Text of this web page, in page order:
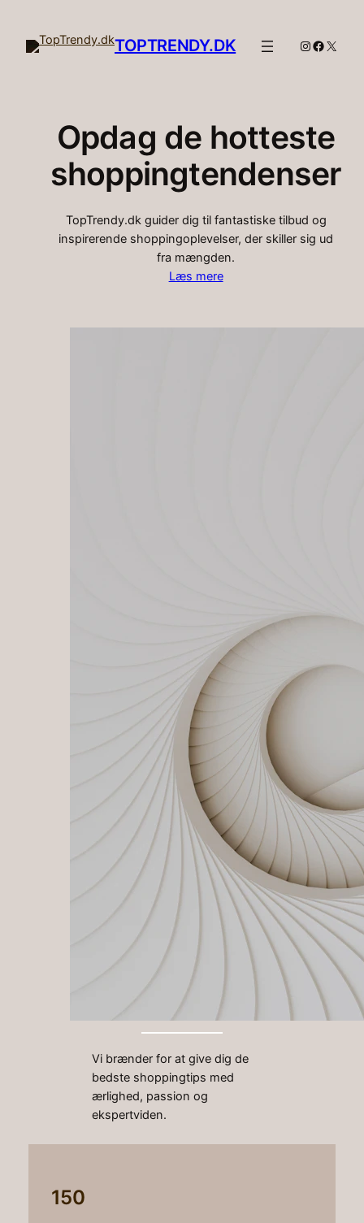
indhold
TOPTRENDY.DK Instagram
X
Opdag de hotteste
shoppingtendenser
TopTrendy.dk guider dig til fantastiske tilbud og
inspirerende shoppingoplevelser, der skiller sig ud
fra mængden.
Læs mere
Vi brænder for at give dig de
bedste shoppingtips med
ærlighed, passion og
ekspertviden.
150